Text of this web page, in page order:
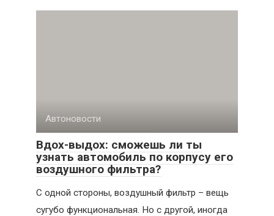
Автоновости
Вдох-выдох: сможешь ли ты
узнать автомобиль по корпусу его
воздушного фильтра?
С одной стороны, воздушный фильтр – вещь
сугубо функциональная. Но с другой, иногда